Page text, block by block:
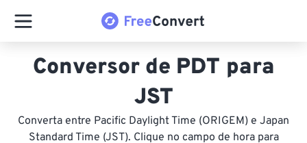
Conversor de PDT para
JST
Converta entre Pacific Daylight Time (ORIGEM) e Japan
Standard Time (JST). Clique no campo de hora para